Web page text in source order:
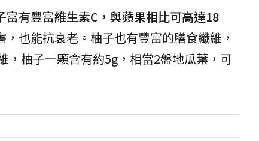
富有豐富維生素C，與蘋果相比可高達18
也能抗衰老。柚子也有豐富的膳食纖維，
，柚子一顆含有約5g，相當2盤地瓜葉，可